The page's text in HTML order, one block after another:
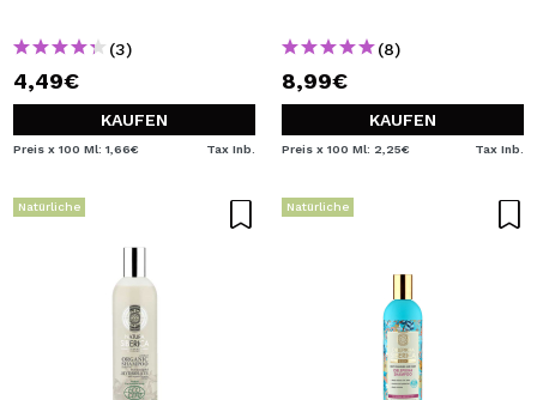
(3)
4,49€
KAUFEN
Preis x 100 Ml: 1,66€ Tax Inb.
(8)
8,99€
KAUFEN
Preis x 100 Ml: 2,25€ Tax Inb.
Natürliche Natürliche